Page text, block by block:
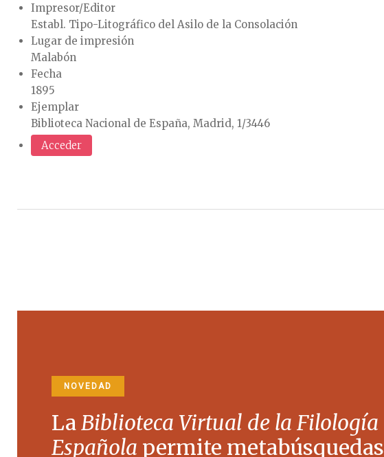
Impresor/Editor
Establ. Tipo-Litográfico del Asilo de la Consolación
Lugar de impresión
Malabón
Fecha
1895
Ejemplar
Biblioteca Nacional de España, Madrid, 1/3446
Acceder
NOVEDAD
LaBiblioteca Virtual de la Filología
Española permite metabúsquedas